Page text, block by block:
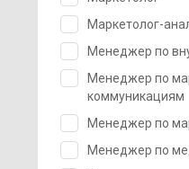
Маркетолог-
Менеджер по
Менеджер по
коммуникациям
Менеджер по
Менеджер по